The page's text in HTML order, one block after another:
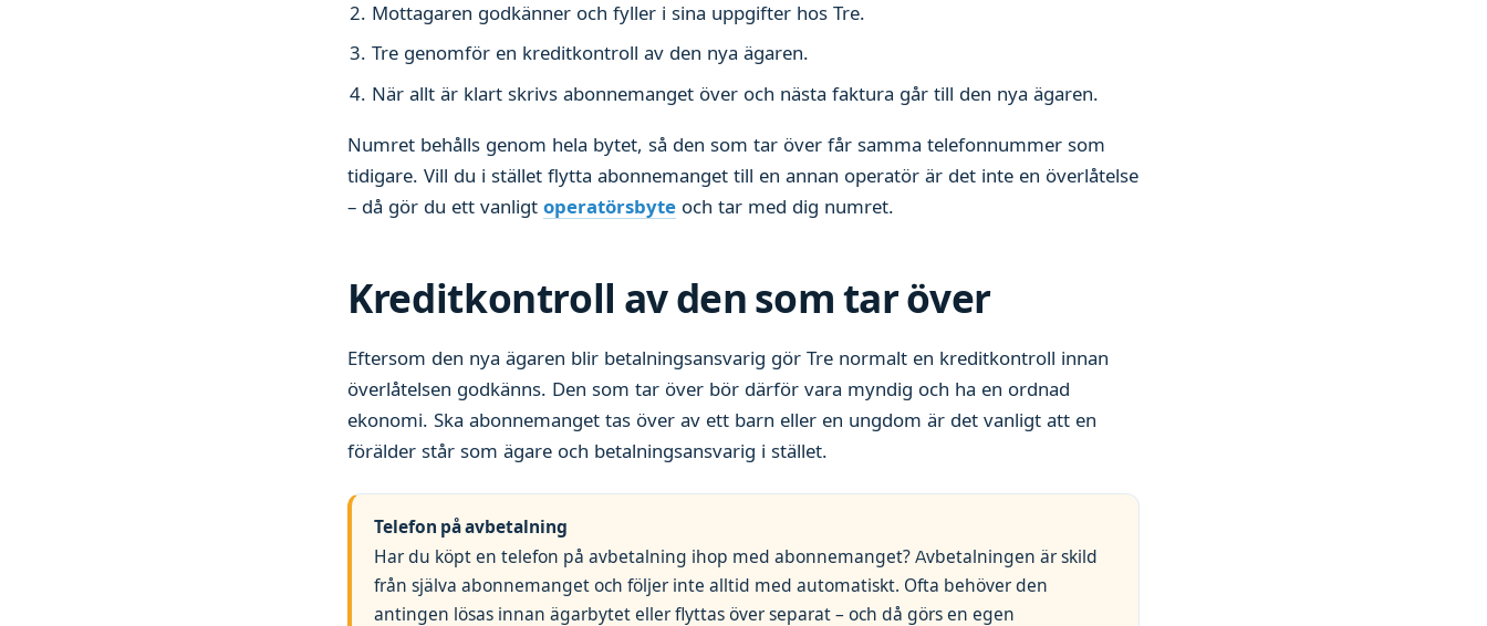
Mottagaren godkänner och fyller i sina uppgifter hos Tre.
Tre genomför en kreditkontroll av den nya ägaren.
När allt är klart skrivs abonnemanget över och nästa faktura går till den nya ägaren.
Numret behålls genom hela bytet, så den som tar över får samma telefonnummer som
tidigare. Vill du i stället flytta abonnemanget till en annan operatör är det inte en överlåtelse
– då gör du ett vanligt operatörsbyte och tar med dig numret.
Kreditkontroll av den som tar över
Eftersom den nya ägaren blir betalningsansvarig gör Tre normalt en kreditkontroll innan
överlåtelsen godkänns. Den som tar över bör därför vara myndig och ha en ordnad
ekonomi. Ska abonnemanget tas över av ett barn eller en ungdom är det vanligt att en
förälder står som ägare och betalningsansvarig i stället.
Telefon på avbetalning
Har du köpt en telefon på avbetalning ihop med abonnemanget? Avbetalningen är skild
från själva abonnemanget och följer inte alltid med automatiskt. Ofta behöver den
antingen lösas innan ägarbytet eller flyttas över separat – och då görs en egen